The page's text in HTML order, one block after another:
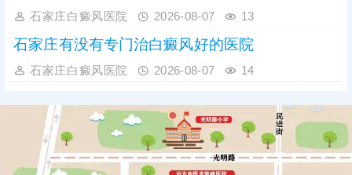
石家庄白癜风医院 2026-08-07 13
石家庄有没有专门治白癜风好的医院
石家庄白癜风医院 2026-08-07 14